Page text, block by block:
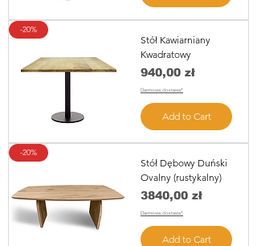
-20%
Stół Kawiarniany
Kwadratowy
Price
940,00 zł
Darmowa dostawa*
Add to Cart
-20%
Stół Dębowy Duński
Ovalny (rustykalny)
Price
3840,00 zł
Darmowa dostawa*
Add to Cart